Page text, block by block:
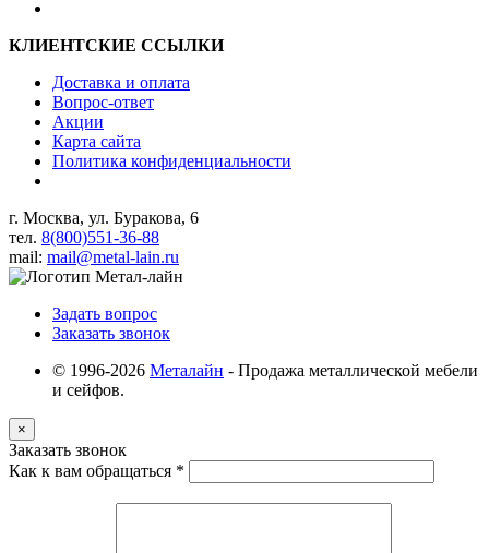
КЛИЕНТСКИЕ ССЫЛКИ
Доставка и оплата
Вопрос-ответ
Акции
Карта сайта
Политика конфиденциальности
г. Москва, ул. Буракова, 6
тел. 8(800)551-36-88
mail: mail@metal-lain.ru
Задать вопрос
Заказать звонок
© 1996-2026 Металайн - Продажа металлической мебели
и сейфов.
×
Заказать звонок
Как к вам обращаться *